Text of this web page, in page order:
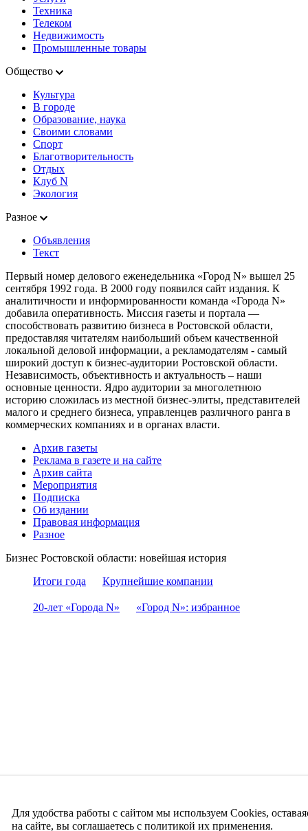
Техника
Телеком
Недвижимость
Промышленные товары
Общество
Культура
В городе
Образование, наука
Своими словами
Спорт
Благотворительность
Отдых
Клуб N
Экология
Разное
Объявления
Текст
Первый номер делового еженедельника «Город N» вышел 25
сентября 1992 года. В 2000 году появился сайт издания. К
аналитичности и информированности команда «Города N»
добавила оперативность. Миссия газеты и портала —
способствовать развитию бизнеса в Ростовской области,
предоставляя читателям наибольший объем качественной
локальной деловой информации, а рекламодателям - самый
широкий доступ к бизнес-аудитории Ростовской области.
Независимость, объективность и актуальность – наши
основные ценности. Ядро аудитории за многолетнюю
историю сложилась из местной бизнес-элиты, представителей
малого и среднего бизнеса, управленцев различного ранга в
коммерческих компаниях и в органах власти.
Архив газеты
Реклама в газете и на сайте
Архив сайта
Мероприятия
Подписка
Об издании
Правовая информация
Разное
Бизнес Ростовской области: новейшая история
Итоги года
Крупнейшие компании
20-лет «Города N» «Город N»: избранное
Для удобства работы с сайтом мы используем Cookies,
на сайте, вы соглашаетесь с политикой их применения.